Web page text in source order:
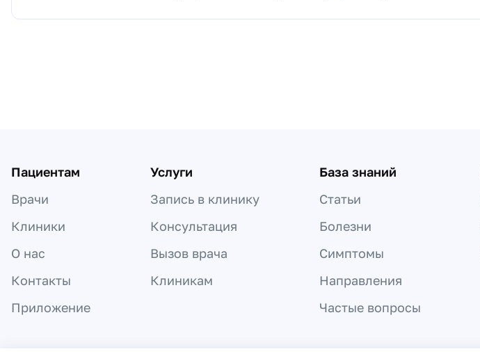
Пациентам
Врачи
Клиники
О нас
Контакты
Приложение
Услуги
Запись в клинику
Консультация
Вызов врача
Клиникам
База знаний
Статьи
Болезни
Симптомы
Направления
Частые вопросы